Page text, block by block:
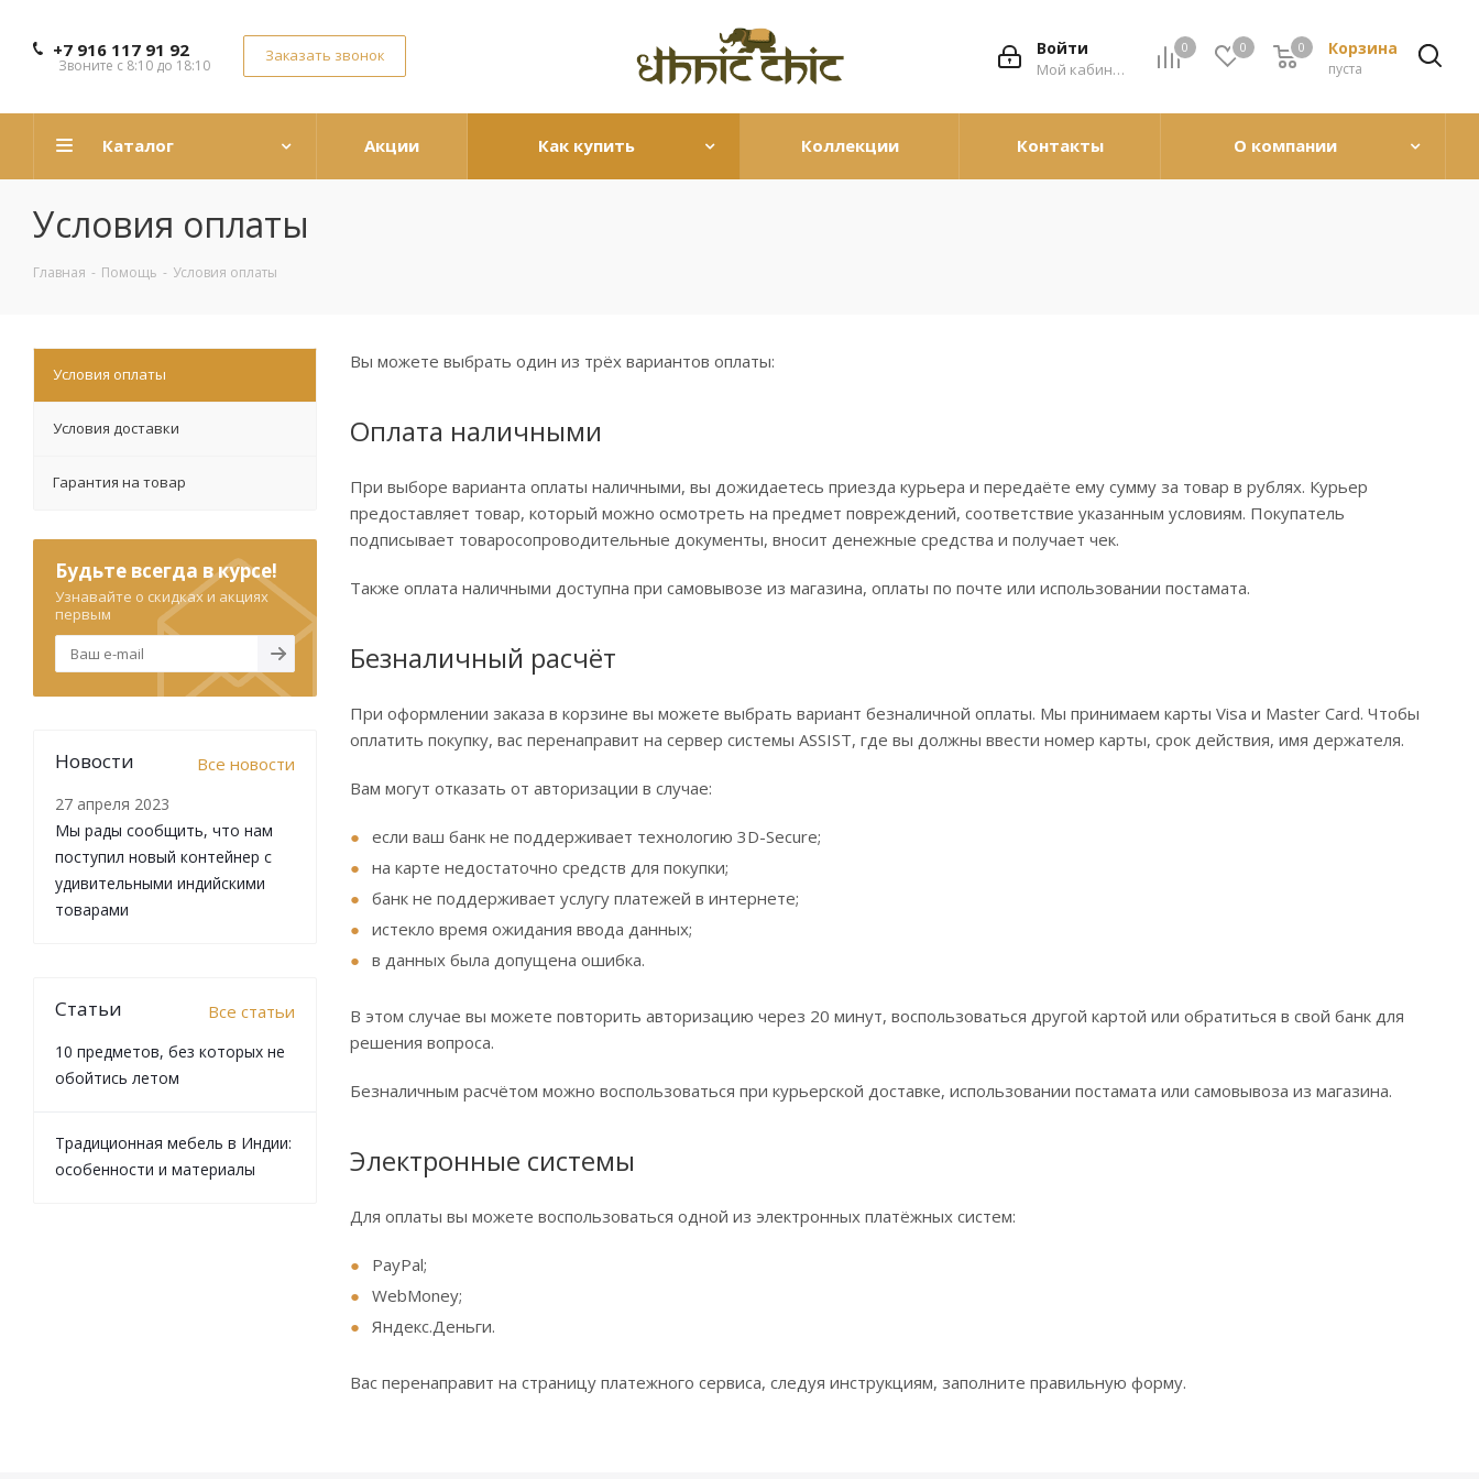
+7 916 117 91 92
Звоните с 8:10 до 18:10
Заказать звонок 0 0 Корзина
0
пуста
0
Войти
Мой кабинет
Каталог Акции Как купить Коллекции Контакты О компании
Условия оплаты
Главная - Помощь - Условия оплаты
Вы можете выбрать один из трёх вариантов оплаты:
Оплата наличными
При выборе варианта оплаты наличными, вы дожидаетесь приезда курьера и передаёте ему сумму за товар в рублях. Курьер
предоставляет товар, который можно осмотреть на предмет повреждений, соответствие указанным условиям. Покупатель
подписывает товаросопроводительные документы, вносит денежные средства и получает чек.
Также оплата наличными доступна при самовывозе из магазина, оплаты по почте или использовании постамата.
Безналичный расчёт
При оформлении заказа в корзине вы можете выбрать вариант безналичной оплаты. Мы принимаем карты Visa и Master Card. Чтобы
оплатить покупку, вас перенаправит на сервер системы ASSIST, где вы должны ввести номер карты, срок действия, имя держателя.
Вам могут отказать от авторизации в случае:
если ваш банк не поддерживает технологию 3D-Secure;
на карте недостаточно средств для покупки;
банк не поддерживает услугу платежей в интернете;
истекло время ожидания ввода данных;
в данных была допущена ошибка.
В этом случае вы можете повторить авторизацию через 20 минут, воспользоваться другой картой или обратиться в свой банк для
решения вопроса.
Безналичным расчётом можно воспользоваться при курьерской доставке, использовании постамата или самовывоза из магазина.
Электронные системы
Для оплаты вы можете воспользоваться одной из электронных платёжных систем:
PayPal;
WebMoney;
Яндекс.Деньги.
Вас перенаправит на страницу платежного сервиса, следуя инструкциям, заполните правильную форму.
Условия оплаты
Условия доставки
Гарантия на товар
Будьте всегда в курсе!
Узнавайте о скидках и акциях
первым
Новости Все новости
27 апреля 2023
Мы рады сообщить, что нам
поступил новый контейнер с
удивительными индийскими
товарами
Статьи Все статьи
10 предметов, без которых не
обойтись летом
Традиционная мебель в Индии:
особенности и материалы